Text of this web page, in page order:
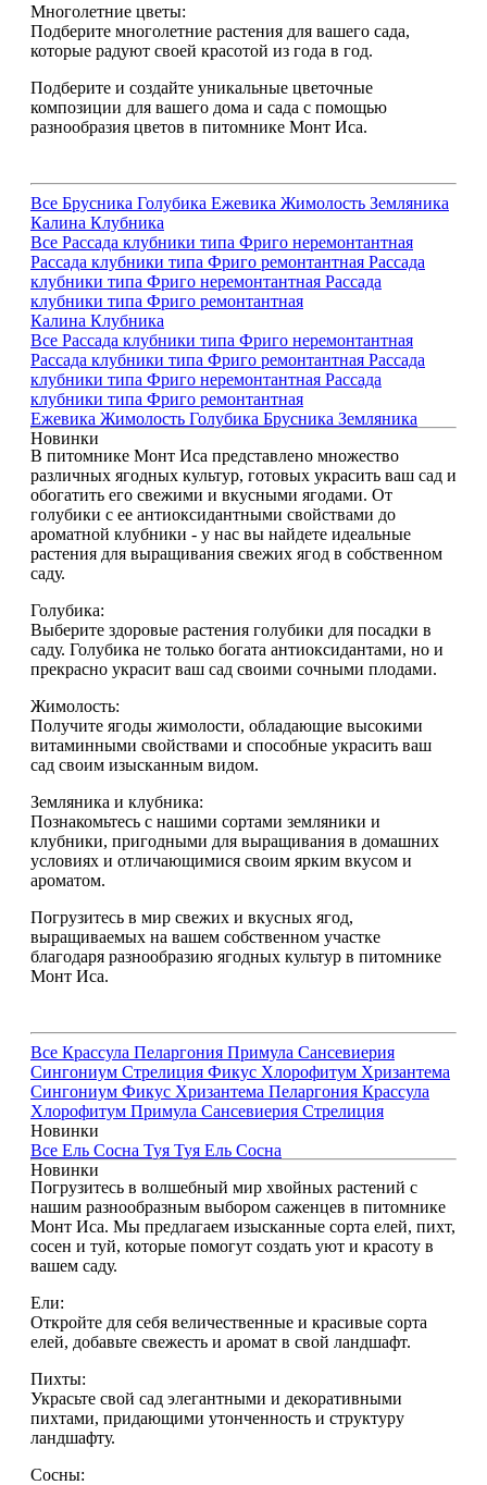
Многолетние цветы:
Подберите многолетние растения для вашего сада,
которые радуют своей красотой из года в год.
Подберите и создайте уникальные цветочные
композиции для вашего дома и сада с помощью
разнообразия цветов в питомнике Монт Иса.
Все Брусника Голубика Ежевика Жимолость Земляника
Калина Клубника
Все Рассада клубники типа Фриго неремонтантная
Рассада клубники типа Фриго ремонтантная Рассада
клубники типа Фриго неремонтантная Рассада
клубники типа Фриго ремонтантная
Калина Клубника
Все Рассада клубники типа Фриго неремонтантная
Рассада клубники типа Фриго ремонтантная Рассада
клубники типа Фриго неремонтантная Рассада
клубники типа Фриго ремонтантная
Ежевика Жимолость Голубика Брусника Земляника
Новинки
В питомнике Монт Иса представлено множество
различных ягодных культур, готовых украсить ваш сад и
обогатить его свежими и вкусными ягодами. От
голубики с ее антиоксидантными свойствами до
ароматной клубники - у нас вы найдете идеальные
растения для выращивания свежих ягод в собственном
саду.
Голубика:
Выберите здоровые растения голубики для посадки в
саду. Голубика не только богата антиоксидантами, но и
прекрасно украсит ваш сад своими сочными плодами.
Жимолость:
Получите ягоды жимолости, обладающие высокими
витаминными свойствами и способные украсить ваш
сад своим изысканным видом.
Земляника и клубника:
Познакомьтесь с нашими сортами земляники и
клубники, пригодными для выращивания в домашних
условиях и отличающимися своим ярким вкусом и
ароматом.
Погрузитесь в мир свежих и вкусных ягод,
выращиваемых на вашем собственном участке
благодаря разнообразию ягодных культур в питомнике
Монт Иса.
Все Крассула Пеларгония Примула Сансевиерия
Сингониум Стрелиция Фикус Хлорофитум Хризантема
Сингониум Фикус Хризантема Пеларгония Крассула
Хлорофитум Примула Сансевиерия Стрелиция
Новинки
Все Ель Сосна Туя Туя Ель Сосна
Новинки
Погрузитесь в волшебный мир хвойных растений с
нашим разнообразным выбором саженцев в питомнике
Монт Иса. Мы предлагаем изысканные сорта елей, пихт,
сосен и туй, которые помогут создать уют и красоту в
вашем саду.
Ели:
Откройте для себя величественные и красивые сорта
елей, добавьте свежесть и аромат в свой ландшафт.
Пихты:
Украсьте свой сад элегантными и декоративными
пихтами, придающими утонченность и структуру
ландшафту.
Сосны: